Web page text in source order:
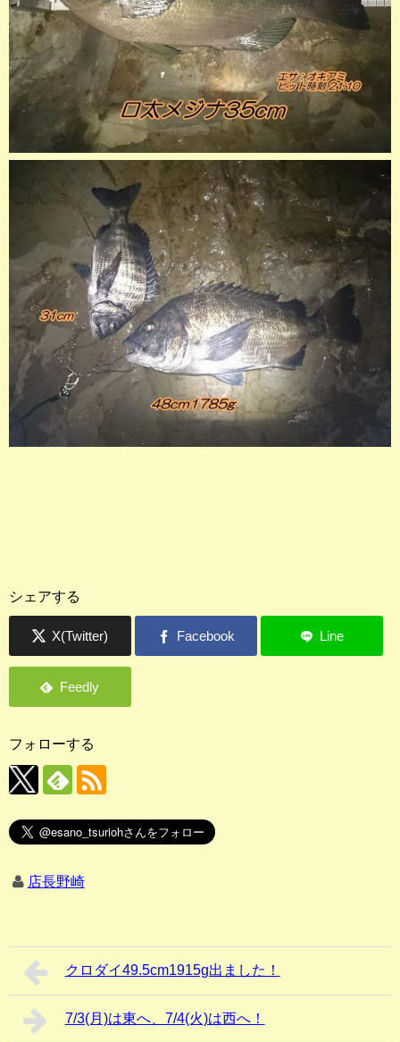
シェアする
フォローする
店長野崎
クロダイ49.5cm1915g出ました！
7/3(月)は東へ、7/4(火)は西へ！